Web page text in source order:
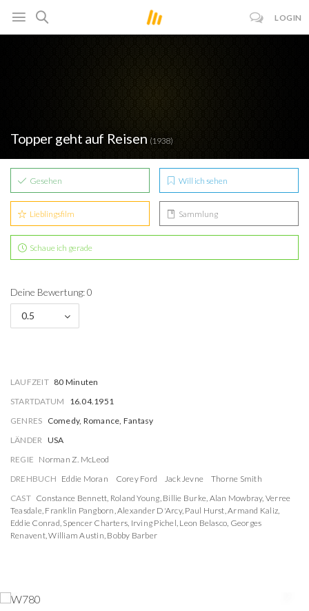
LOGIN
Topper geht auf Reisen (1938)
Gesehen Will ich sehen
Lieblingsfilm Sammlung
Schaue ich gerade
Deine Bewertung: 0
0.5
LAUFZEIT 80 Minuten
STARTDATUM
16.04.1951
GENRES Comedy, Romance, Fantasy
LÄNDER USA
REGIE Norman Z. McLeod
DREHBUCH Eddie Moran Corey Ford Jack Jevne
Thorne Smith
CAST Constance Bennett, Roland Young, Billie Burke, Alan Mowbray, Verree
Teasdale, Franklin Pangborn,Alexander D'Arcy, Paul Hurst,Armand Kaliz,
Eddie Conrad, Spencer Charters, Irving Pichel, Leon Belasco, Georges
Renavent,William Austin, Bobby Barber